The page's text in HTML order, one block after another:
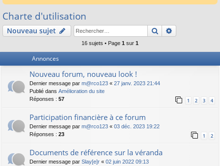
Charte d'utilisation
Nouveau sujet Rechercher
16 sujets • Page 1 sur 1
Annonces
Nouveau forum, nouveau look !
Dernier message par m@rco123 « 27 janv. 2023 21:44
Publié dans Amélioration du site
Réponses : 57 1 2 3 4
Participation financière à ce forum
Dernier message par m@rco123 « 03 déc. 2023 19:22
Réponses : 23 1 2
Documents de référence sur la véranda
Dernier message par Slay[e]r « 02 juin 2022 09:13